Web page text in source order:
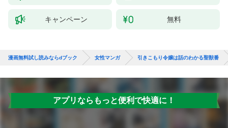
キャンペーン 無料
漫画無料試し読みならdブック 女性マンガ 引きこもり令嬢は話のわかる聖獣番
アプリならもっと便利で快適に！